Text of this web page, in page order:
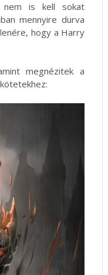
nem is kell sokat
mennyire durva
hogy a Harry
megnézitek a